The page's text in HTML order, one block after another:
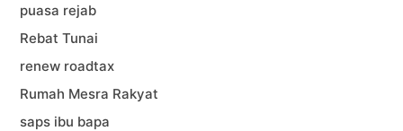
puasa rejab
Rebat Tunai
renew roadtax
Rumah Mesra Rakyat
saps ibu bapa